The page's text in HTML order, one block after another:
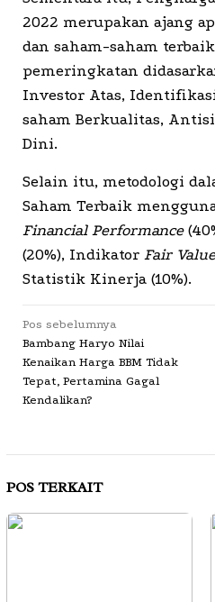
2022 merupakan ajang
dan saham-saham
pemeringkatan
Investor Atas,
saham Berkualitas,
Dini.
Selain itu, metodologi
Saham Terbaik
Financial Performance
(20%), Indikator Fair Value
Statistik Kinerja (10%).
Navigasi
pos
Pos sebelumnya
Bambang Haryo Nilai
Kenaikan Harga BBM Tidak
Tepat, Pertamina Gagal
Kendalikan?
POS TERKAIT